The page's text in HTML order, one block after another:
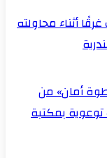
أثناء محاولته
أمان» من
توعوية بمكتبة